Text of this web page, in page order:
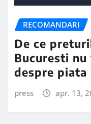
RECOMANDARI
De ce
Bucuresti nu
despre
press apr. 13,